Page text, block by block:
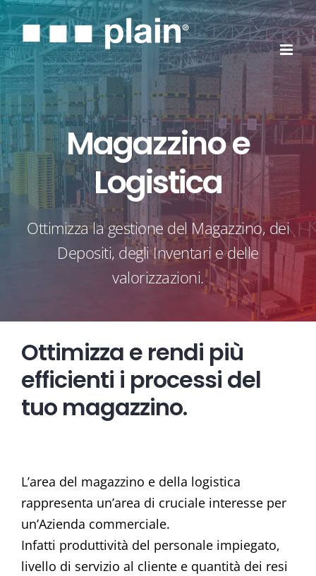
Salta
al
contenuto
Magazzino e
Logistica
Ottimizza la gestione del Magazzino, dei
Depositi, degli Inventari e delle
valorizzazioni.
Ottimizza e rendi più
efficienti i processi del
tuo magazzino.
L’area del magazzino e della logistica
rappresenta un’area di cruciale interesse per
un’Azienda commerciale.
Infatti produttività del personale impiegato,
livello di servizio al cliente e quantità dei resi